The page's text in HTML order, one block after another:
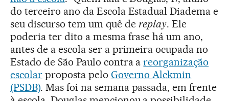
do terceiro ano da Escola Estadual Diadema e
seu discurso tem um quê de replay. Ele
poderia ter dito a mesma frase há um ano,
antes de a escola ser a primeira ocupada no
Estado de São Paulo contra areorganização
escolarproposta pelo Governo Alckmin
(PSDB). Mas foi na semana passada, em frente